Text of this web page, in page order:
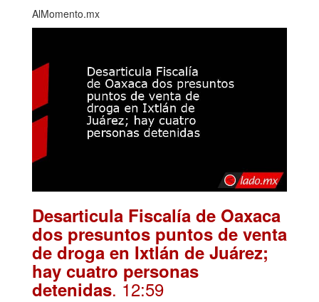
AlMomento.mx
Desarticula Fiscalía de Oaxaca
dos presuntos puntos de venta
de droga en Ixtlán de Juárez;
hay cuatro personas
detenidas. 12:59